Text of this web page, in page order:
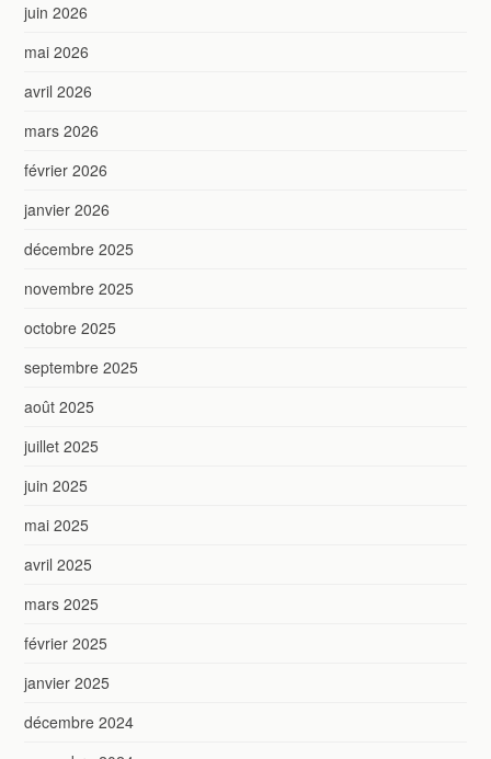
juin 2026
mai 2026
avril 2026
mars 2026
février 2026
janvier 2026
décembre 2025
novembre 2025
octobre 2025
septembre 2025
août 2025
juillet 2025
juin 2025
mai 2025
avril 2025
mars 2025
février 2025
janvier 2025
décembre 2024